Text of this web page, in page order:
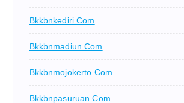
Bkkbnkediri.com
Bkkbnmadiun.com
Bkkbnmojokerto.com
Bkkbnpasuruan.com